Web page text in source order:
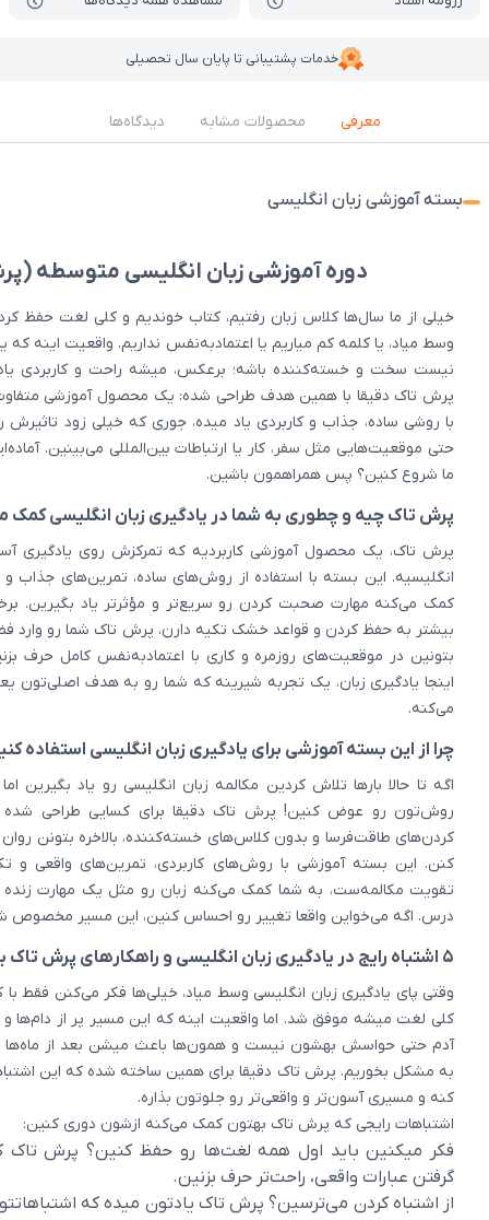
خدمات پشتیبانی تا پایان سال تحصیلی
معرفی محصولات مشابه دیدگاه‌ها
بسته آموزشی زبان انگلیسی
دوره آموزشی زبان انگلیسی متوسطه
خیلی از ما سال‌ها کلاس زبان رفتیم، کتاب خوندیم و کلی لغت حفظ
وسط میاد، یا کلمه کم میاریم یا اعتماد‌به‌نفس نداریم. واقعیت اینه که
نیست سخت و خسته‌کننده باشه؛ برعکس، میشه راحت و کاربردی
پرش تاک دقیقا با همین هدف طراحی شده: یک محصول آموزشی
با روشی ساده، جذاب و کاربردی یاد میده، جوری که خیلی زود
حتی موقعیت‌هایی مثل سفر، کار یا ارتباطات بین‌المللی می‌بینین.
ما شروع کنین؟ پس همراهمون باشین.
پرش تاک چیه و چطوری به شما در یادگیری زبان انگلیسی کمک
پرش تاک، یک محصول آموزشی کاربردیه که تمرکزش روی یادگیری
انگلیسیه. این بسته با استفاده از روش‌های ساده، تمرین‌های جذاب و
کمک می‌کنه مهارت صحبت کردن رو سریع‌تر و مؤثرتر یاد بگیرین.
بیشتر به حفظ کردن و قواعد خشک تکیه دارن، پرش تاک شما رو وارد
بتونین در موقعیت‌های روزمره و کاری با اعتمادبه‌نفس کامل حرف
اینجا یادگیری زبان، یک تجربه شیرینه که شما رو به هدف اصلی‌تون
می‌کنه.
چرا از این بسته آموزشی برای یادگیری زبان انگلیسی استفاده
اگه تا حالا بارها تلاش کردین مکالمه زبان انگلیسی رو یاد بگیرین
روش‌تون رو عوض کنین! پرش تاک دقیقا برای کسایی طراحی
کردن‌های طاقت‌فرسا و بدون کلاس‌های خسته‌کننده، بالاخره بتونن
کنن. این بسته آموزشی با روش‌های کاربردی، تمرین‌های واقعی
تقویت مکالمه‌ست، به شما کمک می‌کنه زبان رو مثل یک مهارت زنده
درس. اگه می‌خواین واقعا تغییر رو احساس کنین، این مسیر
۵ اشتباه رایج در یادگیری زبان انگلیسی و راهکارهای پرش تاک برای جلوگیری از اون‌ها
وقتی پای یادگیری زبان انگلیسی وسط میاد، خیلی‌ها فکر می‌کنن فقط
کلی لغت میشه موفق شد. اما واقعیت اینه که این مسیر پر از دام‌ها و
آدم حتی حواسش بهشون نیست و همون‌ها باعث میشن بعد از ماه‌ها
به مشکل بخوریم. پرش تاک دقیقا برای همین ساخته شده که این
کنه و مسیری آسون‌تر و واقعی‌تر رو جلوتون بذاره.
اشتباهات رایجی که پرش تاک بهتون کمک می‌کنه ازشون دوری کنین:
فکر میکنین باید اول همه لغت‌ها رو حفظ کنین؟ پرش تاک
گرفتن عبارات واقعی، راحت‌تر حرف بزنین.
از اشتباه کردن می‌ترسین؟ پرش تاک یادتون میده که